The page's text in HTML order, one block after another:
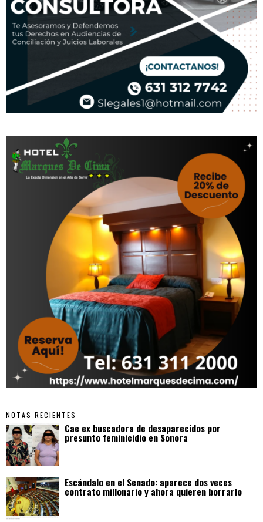
NOTAS RECIENTES
Cae ex buscadora de desaparecidos por
presunto feminicidio en Sonora
Escándalo en el Senado: aparece dos veces
contrato millonario y ahora quieren borrarlo